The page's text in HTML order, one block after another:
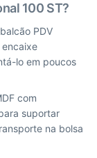
100 ST?
PDV
lo em poucos
com
suportar
na bolsa